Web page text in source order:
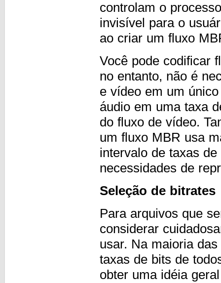
controlam o
invisível para o
ao criar um fluxo
Você pode codificar
no entanto, não é
e vídeo em um
áudio em uma taxa
do fluxo de vídeo.
um fluxo MBR usa
intervalo de taxas
necessidades de
Seleção de bitrates
Para arquivos que
considerar
usar. Na maioria
taxas de bits de
obter uma idéia